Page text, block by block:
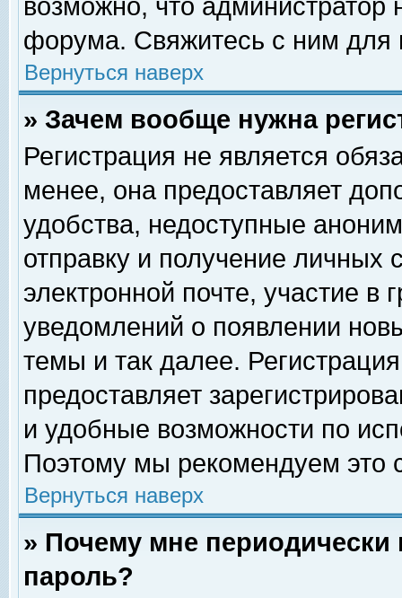
возможно, что
форума. Свяжитесь с ним для
Вернуться наверх
» Зачем вообще нужна
Регистрация не является
менее, она предоставляет
удобства, недоступные
отправку и получение личных
электронной почте, участие в
уведомлений о появлении
темы и так далее.
предоставляет
и удобные возможности по
Поэтому мы рекомендуем это
Вернуться наверх
» Почему мне
пароль?